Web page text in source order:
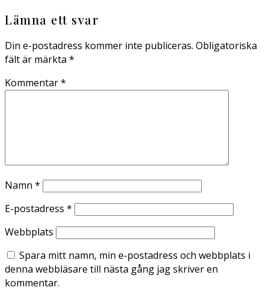
Lämna ett svar
Din e-postadress kommer inte publiceras. Obligatoriska
fält är märkta *
Kommentar*
Namn *
E-postadress *
Webbplats
Spara mitt namn, min e-postadress och webbplats i
denna webbläsare till nästa gång jag skriver en
kommentar.